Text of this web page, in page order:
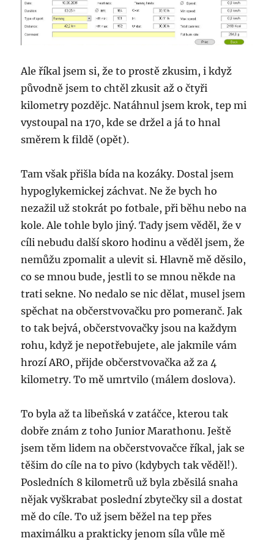
Ale říkal jsem si, že to prostě zkusim, i když
původně jsem to chtěl zkusit až o čtyři
kilometry pozdějc. Natáhnul jsem krok, tep mi
vystoupal na 170, kde se držel a já to hnal
směrem k fildě (opět).
Tam však přišla bída na kozáky. Dostal jsem
hypoglykemickej záchvat. Ne že bych ho
nezažil už stokrát po fotbale, při běhu nebo na
kole. Ale tohle bylo jiný. Tady jsem věděl, že v
cíli nebudu další skoro hodinu a věděl jsem, že
nemůžu zpomalit a ulevit si. Hlavně mě děsilo,
co se mnou bude, jestli to se mnou někde na
trati sekne. No nedalo se nic dělat, musel jsem
spěchat na občerstvovačku pro pomeranč. Jak
to tak bejvá, občerstvovačky jsou na každym
rohu, když je nepotřebujete, ale jakmile vám
hrozí ARO, přijde občerstvovačka až za 4
kilometry. To mě umrtvilo (málem doslova).
To byla až ta libeňská v zatáčce, kterou tak
dobře znám z toho Junior Marathonu. Ještě
jsem těm lidem na občerstvovačce říkal, jak se
těšim do cíle na to pivo (kdybych tak věděl!).
Posledních 8 kilometrů už byla zběsilá snaha
nějak vyškrabat poslední zbytečky sil a dostat
mě do cíle. To už jsem běžel na tep přes
maximálku a prakticky jenom síla vůle mě